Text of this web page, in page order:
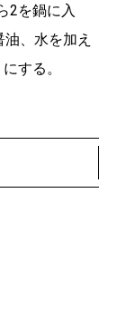
2を鍋に入
、水を加え
する。